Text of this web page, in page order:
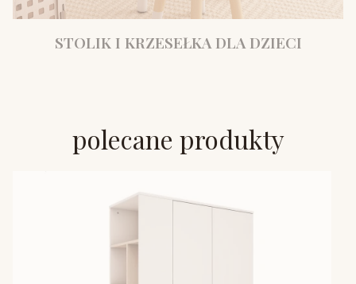
STOLIK I KRZESEŁKA DLA DZIECI
polecane produkty